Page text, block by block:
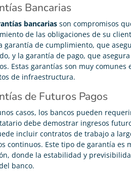
Bancarias
bancarias son compromisos
de las obligaciones de su
garantía de cumplimiento, que
y la garantía de pago, que
Estas garantías son muy
de infraestructura.
de Futuros Pagos
casos, los bancos pueden
debe demostrar ingresos
incluir contratos de trabajo a
continuos. Este tipo de garantía es
donde la estabilidad y
banco.